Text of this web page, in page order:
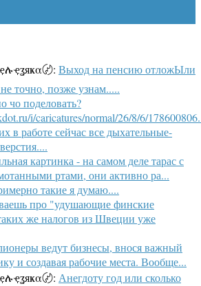
〄: Выход на пенсию отложЫли
точно, позже узнам.....
чо поделовать?
i/caricatures/normal/26/8/6/
в работе сейчас все дыхательные-
картинка - на самом деле тарас с
ртами, они активно ра...
такие я думаю....
про "удушающие финские
же налогов из Швеции уже
ведут бизнесы, внося важный
и создавая рабочие места. Вообще...
〄: Анегдоту год или сколько